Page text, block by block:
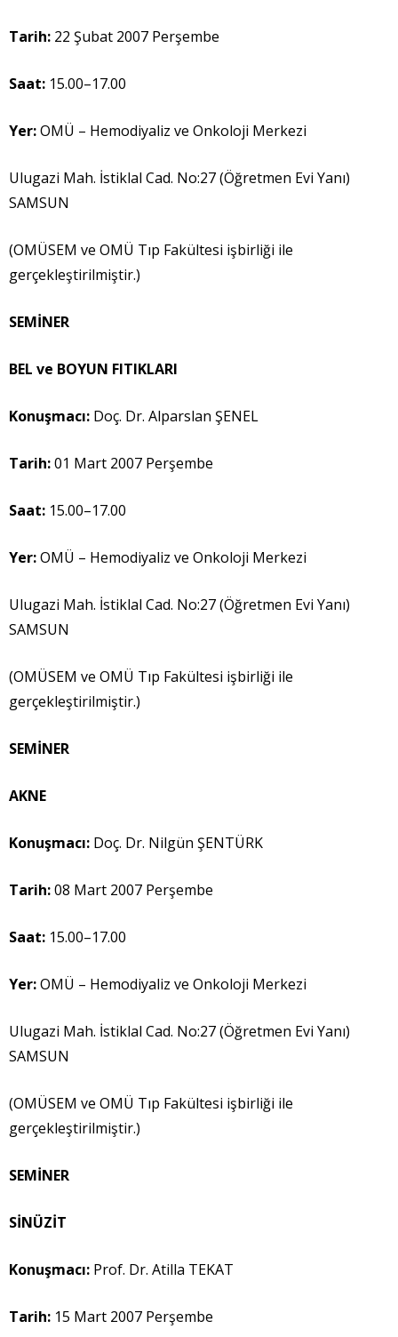
Tarih: 22 Şubat 2007 Perşembe
Saat: 15.00–17.00
Yer:OMÜ – Hemodiyaliz ve Onkoloji Merkezi
Ulugazi Mah. İstiklal Cad. No:27 (Öğretmen Evi Yanı)
SAMSUN
(OMÜSEM ve OMÜ Tıp Fakültesi işbirliği ile
gerçekleştirilmiştir.)
SEMİNER
BEL ve BOYUN FITIKLARI
Konuşmacı: Doç. Dr. Alparslan ŞENEL
Tarih:01 Mart 2007 Perşembe
Saat: 15.00–17.00
Yer:OMÜ – Hemodiyaliz ve Onkoloji Merkezi
Ulugazi Mah. İstiklal Cad. No:27 (Öğretmen Evi Yanı)
SAMSUN
(OMÜSEM ve OMÜ Tıp Fakültesi işbirliği ile
gerçekleştirilmiştir.)
SEMİNER
AKNE
Konuşmacı: Doç. Dr. Nilgün ŞENTÜRK
Tarih:08 Mart 2007 Perşembe
Saat: 15.00–17.00
Yer:OMÜ – Hemodiyaliz ve Onkoloji Merkezi
Ulugazi Mah. İstiklal Cad. No:27 (Öğretmen Evi Yanı)
SAMSUN
(OMÜSEM ve OMÜ Tıp Fakültesi işbirliği ile
gerçekleştirilmiştir.)
SEMİNER
SİNÜZİT
Konuşmacı: Prof. Dr. Atilla TEKAT
Tarih: 15 Mart 2007 Perşembe